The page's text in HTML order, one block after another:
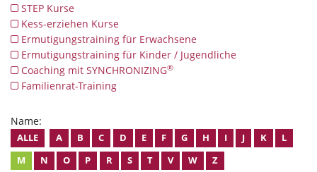
STEP Kurse
Kess-erziehen Kurse
Ermutigungstraining für Erwachsene
Ermutigungstraining für Kinder / Jugendliche
Coaching mit SYNCHRONIZING®
Familienrat-Training
Name:
ALLE A B C D E F G H I J K
L
M
N O P R S T V W Z